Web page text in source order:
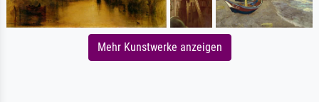
Mehr Kunstwerke anzeigen